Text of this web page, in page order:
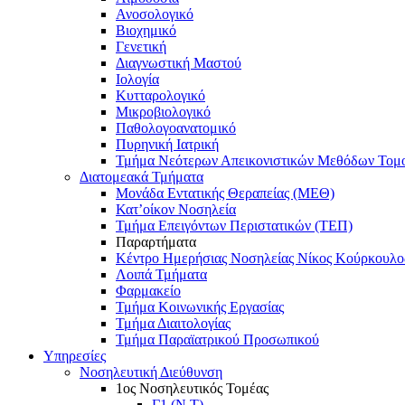
Ανοσολογικό
Βιοχημικό
Γενετική
Διαγνωστική Μαστού
Ιολογία
Κυτταρολογικό
Μικροβιολογικό
Παθολογοανατομικό
Πυρηνική Ιατρική
Τμήμα Νεότερων Απεικονιστικών Μεθόδων
Διατομεακά Τμήματα
Μονάδα Εντατικής Θεραπείας (ΜΕΘ)
Κατ’οίκον Νοσηλεία
Τμήμα Επειγόντων Περιστατικών (ΤΕΠ)
Παραρτήματα
Κέντρο Ημερήσιας Νοσηλείας Νίκος
Λοιπά Τμήματα
Φαρμακείο
Τμήμα Κοινωνικής Εργασίας
Τμήμα Διαιτολογίας
Τμήμα Παραϊατρικού Προσωπικού
Υπηρεσίες
Νοσηλευτική Διεύθυνση
1ος Νοσηλευτικός Τομέας